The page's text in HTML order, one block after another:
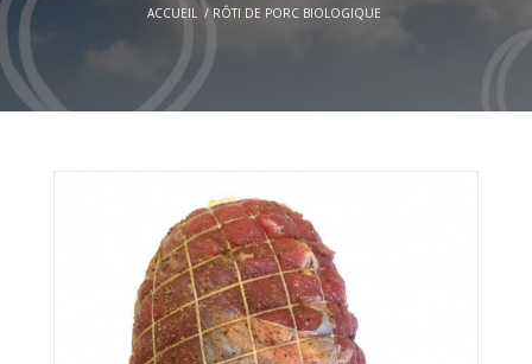
ACCUEIL / RÔTI DE PORC BIOLOGIQUE